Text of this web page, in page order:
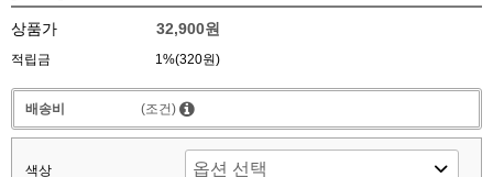
상품가 32,900원
적립금 1%(320원)
배송비 (조건)
색상